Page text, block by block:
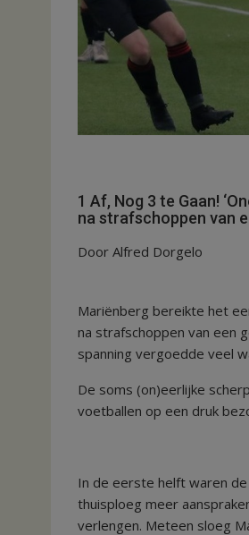
1 Af, Nog 3 te Gaan!
na strafschoppen van
Door Alfred Dorgelo
Mariënberg bereikte het
na strafschoppen van een
spanning vergoedde veel
De soms (on)eerlijke
voetballen op een druk
In de eerste helft waren
thuisploeg meer
verlengen. Meteen sloeg